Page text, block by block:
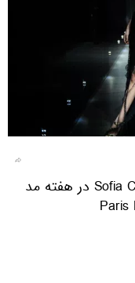
مدل در حال نمایش کلکسیون Sofia Crociani در هفته مد